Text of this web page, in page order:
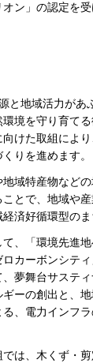
ン」の認定を
と地域活力があ
境を守り育て
けた取組により
りを進めます。
域特産物などの
とで、地域や
済好循環型のま
、「環境先進
カーボンシテ
夢舞台サステ
ーの創出と、
、電力インフ
では、木くず・